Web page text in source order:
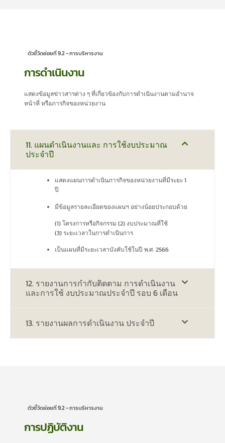
ตัวชี้วัดย่อยที่ 9.2 - การบริหารงาน
การดำเนินงาน
แสดงข้อมูลข่าวสารต่าง ๆ ที่เกี่ยวข้องกับการดำเนินงานตามอำนาจ
หน้าที่ หรือภารกิจของหน่วยงาน
11. แผนดำเนินงานและ การใช้งบประมาณ
ประจำปี
แสดงแผนการดำเนินภารกิจของหน่วยงานที่มีระยะ 1
ปี
มีข้อมูลรายละเอียดของแผนฯ อย่างน้อยประกอบด้วย
(1) โครงการหรือกิจกรรม (2) งบประมาณที่ใช้
(3) ระยะเวลาในการดำเนินการ
เป็นแผนที่มีระยะเวลาบังคับใช้ในปี พ.ศ. 2566
12. รายงานการกำกับติดตาม การดำเนินงาน
และการใช้ งบประมาณประจำปี รอบ 6 เดือน
13. รายงานผลการดำเนินงาน ประจำปี
ตัวชี้วัดย่อยที่ 9.2 - การบริหารงาน
การปฏิบัติงาน